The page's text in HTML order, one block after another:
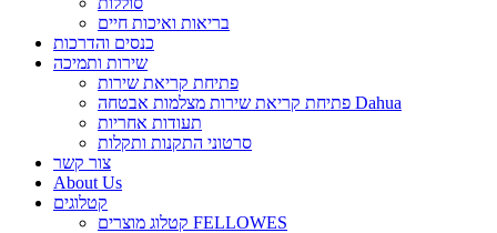
בריאות ואיכות חיים
כנסים והדרכות
שירות ותמיכה
פתיחת קריאת שירות
פתיחת קריאת שירות מצלמות אבטחה Dahua
תעודות אחריות
סרטוני התקנות ותקלות
צור קשר
About Us
קטלוגים
קטלוג מוצרים FELLOWES